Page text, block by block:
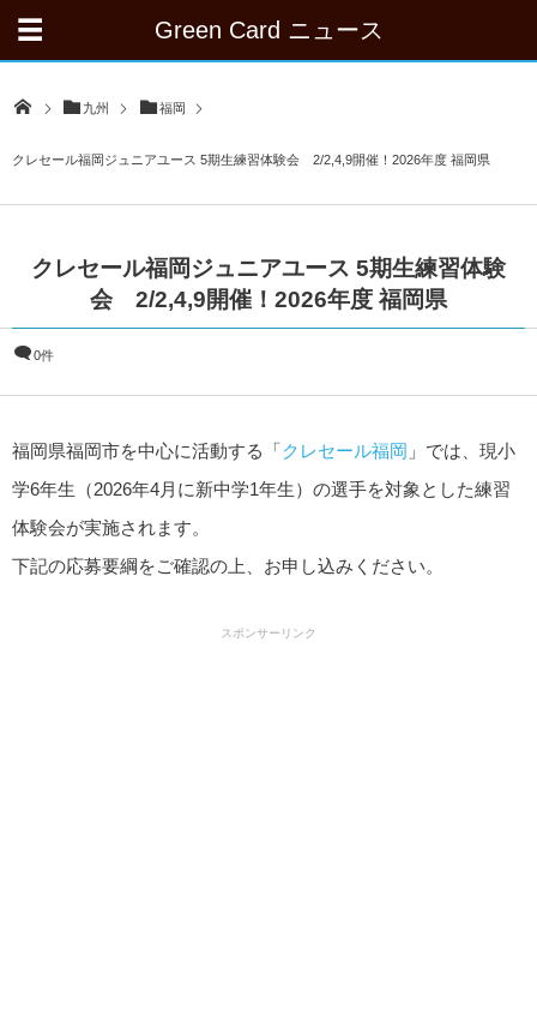
Green Card ニュース
九州 福岡
クレセール福岡ジュニアユース 5期生練習体験会 2/2,4,9開催！2026年度 福岡県
クレセール福岡ジュニアユース 5期生練習体験
会 2/2,4,9開催！2026年度 福岡県
0件
福岡県福岡市を中心に活動する「クレセール福岡 」では、現小
学6年生（2026年4月に新中学1年生）の選手を対象とした練習
体験会が実施されます。
下記の応募要綱をご確認の上、お申し込みください。
スポンサーリンク